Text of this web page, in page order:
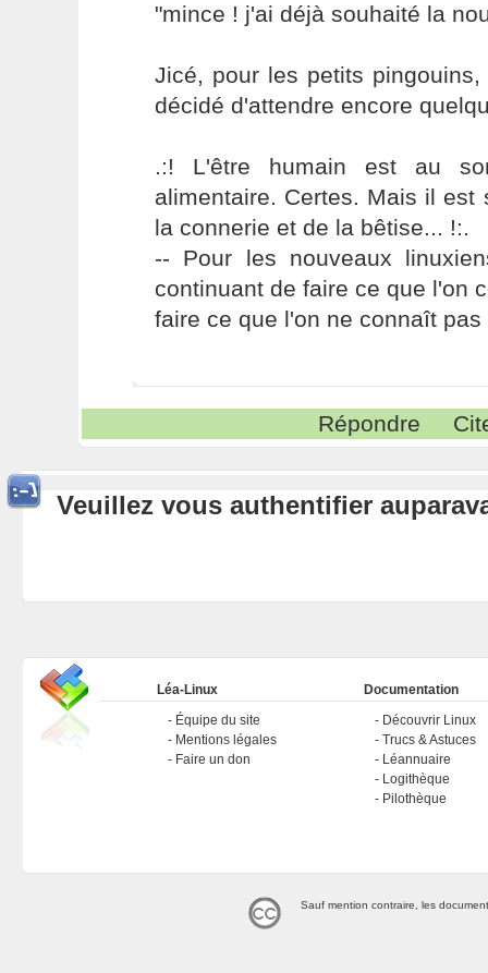
"mince ! j'ai déjà souhaité la
Jicé, pour les petits
décidé d'attendre encore
.:! L'être humain est au
alimentaire. Certes. Mais il est
la connerie et de la bêtise... !:.
-- Pour les nouveaux
continuant de faire ce que l'on
faire ce que l'on ne connaît pas
Répondre
Veuillez vous authentifier
Léa-Linux
Équipe du site
Mentions légales
Faire un don
Documentation
Découvrir Linux
Trucs & Astuces
Léannuaire
Logithèque
Pilothèque
Sauf mention contraire, les